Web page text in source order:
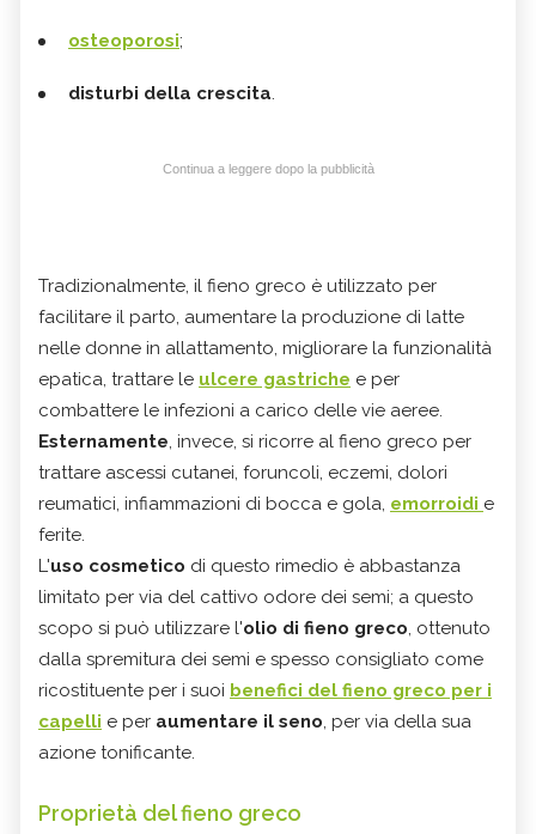
osteoporosi;
disturbi della crescita.
Continua a leggere dopo la pubblicità
Tradizionalmente, il fieno greco è utilizzato per
facilitare il parto, aumentare la produzione di latte
nelle donne in allattamento, migliorare la funzionalità
epatica, trattare le ulcere gastriche e per
combattere le infezioni a carico delle vie aeree.
Esternamente, invece, si ricorre al fieno greco per
trattare ascessi cutanei, foruncoli, eczemi, dolori
reumatici, infiammazioni di bocca e gola, emorroidi e
ferite.
L'uso cosmetico di questo rimedio è abbastanza
limitato per via del cattivo odore dei semi; a questo
scopo si può utilizzare l'olio di fieno greco, ottenuto
dalla spremitura dei semi e spesso consigliato come
ricostituente per i suoi benefici del fieno greco per i
capelli e per aumentare il seno, per via della sua
azione tonificante.
Proprietà del fieno greco